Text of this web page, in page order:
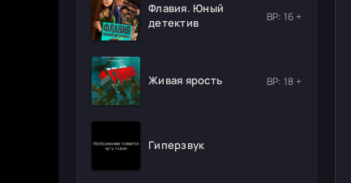
Флавия. Юный
детектив
ВР: 16 +
Живая ярость ВР: 18 +
Гиперзвук